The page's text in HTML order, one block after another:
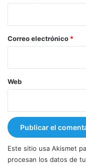
*
Correo electrónico *
Web
Este sitio usa Akismet
procesan los datos de